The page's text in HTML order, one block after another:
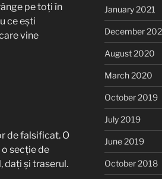
pe toți în
ce ești
vine
de falsificat. O
secție de
dați și traserul.
January 2021
December
August 2020
March 2020
October 2019
July 2019
June 2019
October 2018